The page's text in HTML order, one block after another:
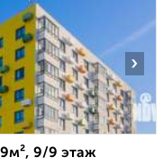
›
9/9 этаж